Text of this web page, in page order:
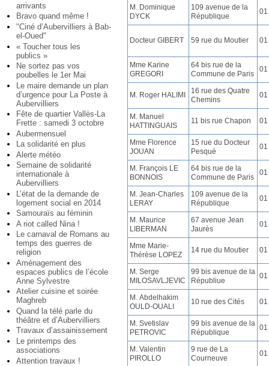
arrivants
Bravo quand même !
"Ciné d’Aubervilliers à Bab-
el-Oued"
« Toucher tous les
publics »
Ne sortez pas vos
poubelles le 1er Mai
Le maire demande un plan
d’urgence pour La Poste à
Aubervilliers
Fête de quartier Vallès-La
Frette : samedi 3 octobre
Aubermensuel
La solidarité en plus
Alerte météo
Semaine de solidarité
internationale à
Aubervilliers
L’état de la demande de
logement social en 2014
Samouraïs au féminin
A riot called Nina !
Le carnaval de Romans au
temps des guerres de
religion
Aménagement des
espaces publics de l’école
Anne Sylvestre
Atelier cuisine et soirée
Maghreb
Quand la télé parle du
théâtre et d’Aubervilliers
Travaux d’assainissement
Le printemps des
associations
Attention travaux !
M. Dominique
DYCK
109 avenue de la
République
01
Docteur GIBERT 59 rue du Moutier 01
Mme Karine
GREGORI
64 bis rue de la
Commune de Paris
01
M. Roger HALIMI
16 rue des Quatre
Chemins
01
M. Manuel
HATTINGUAIS
11 bis rue Chapon 01
Mme Florence
JOUAN
15 rue du Docteur
Pesqué
01
M. François LE
BONNOIS
64 bis rue de la
Commune de Paris
01
M. Jean-Charles
LERAY
109 avenue de la
République
01
M. Maurice
LIBERMAN
67 avenue Jean
Jaurès
01
Mme Marie-
Thérèse LOPEZ
14 rue du Moutier 01
M. Serge
MILOSAVLJEVIC
99 bis avenue de la
Républiue
01
M. Abdelhakim
OULD-OUALI
10 rue des Cités 01
M. Svetislav
PETROVIC
99 bis avenue de la
République
01
M. Valentin
PIROLLO
9 rue de La
Courneuve
01